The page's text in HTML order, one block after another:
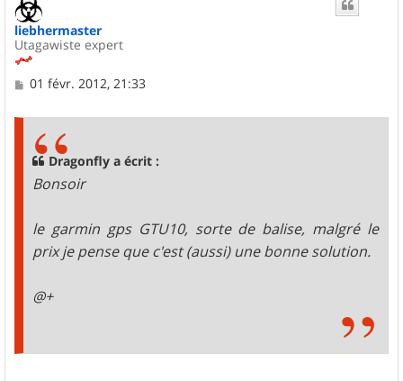
liebhermaster
Utagawiste expert
M
01 févr. 2012, 21:33
Dragonfly a écrit :
Bonsoir
le garmin gps GTU10, sorte de balise, malgré le
prix je pense que c'est (aussi) une bonne solution.
@+